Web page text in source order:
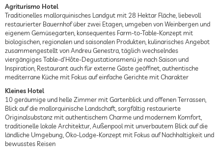
Agriturismo Hotel
Traditionelles mallorquinisches Landgut mit 28 Hektar Fläche, liebevoll
restaurierter Bauernhof über zwei Etagen, umgeben von Weinbergen und
eigenem Gemüsegarten, konsequentes Farm-to-Table-Konzept mit
biologischen, regionalen und saisonalen Produkten, kulinarisches Angebot
zusammengestellt von Andreu Genestra, täglich wechselndes
viergängiges Table-d'Hôte-Degustationsmenü je nach Saison und
Inspiration, Restaurant auch für externe Gäste geöffnet, authentische
mediterrane Küche mit Fokus auf einfache Gerichte mit Charakter
Kleines Hotel
10 geräumige und helle Zimmer mit Gartenblick und offenen Terrassen,
Blick auf die mallorquinische Landschaft, sorgfältig restaurierte
Originalsubstanz mit authentischem Charme und modernem Komfort,
traditionelle lokale Architektur, Außenpool mit unverbautem Blick auf die
ländliche Umgebung, Öko-Lodge-Konzept mit Fokus auf Nachhaltigkeit und
bewusstes Reisen